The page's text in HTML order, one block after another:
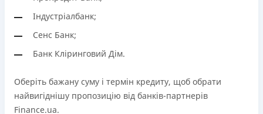
Ліцензія НБУ №10
Вся інформація про кредит
ОТРИМАТИ ПОЗИКУ Детальніше
Оплата на розрахунковий рахунок
Онлайн (через сайт або інтернет-банкінг)
Через термінали самообслуговування
Ліцензія НБУ №171
Вся інформація про кредит
Індустріалбанк;
Сенс Банк;
Банк Кліринговий Дім.
Оберіть бажану суму і термін кредиту, щоб обрати
найвигіднішу пропозицію від банків-партнерів
Finance.ua.